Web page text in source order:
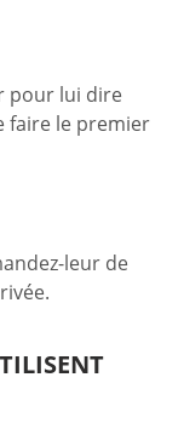
pour lui dire
faire le premier
leur de